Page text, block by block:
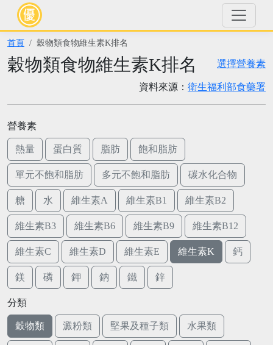
首頁 穀物類食物維生素K排名
選擇營養素
穀物類食物維生素K排名
資料來源： 衛生福利部食藥署
營養素
熱量 蛋白質 脂肪 飽和脂肪
單元不飽和脂肪 多元不飽和脂肪 碳水化合物
糖 水 維生素A 維生素B1 維生素B2
維生素B3 維生素B6 維生素B9 維生素B12
維生素C 維生素D 維生素E 維生素K 鈣
鎂 磷 鉀 鈉 鐵 鋅
分類
穀物類 澱粉類 堅果及種子類 水果類